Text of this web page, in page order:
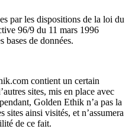
par les dispositions de la loi du
96/9 du 11 mars 1996
bases de données.
contient un certain
sites, mis en place avec
Golden Ethik n’a pas la
ainsi visités, et n’assumera
de ce fait.